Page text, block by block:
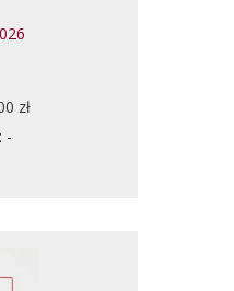
zł
-